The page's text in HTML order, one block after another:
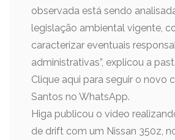
observada está sendo
legislação ambiental vigente,
caracterizar eventuais
administrativas”, explicou a
Clique aqui para seguir o novo
Santos no WhatsApp.
Higa publicou o vídeo
de drift com um Nissan 350z,